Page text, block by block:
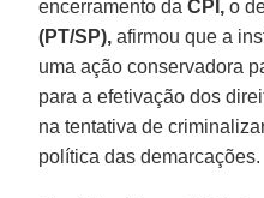
encerramento daCPI, o
(PT/SP), afirmou que a
uma ação conservadora
para a efetivação dos
na tentativa de
política das demarcações.